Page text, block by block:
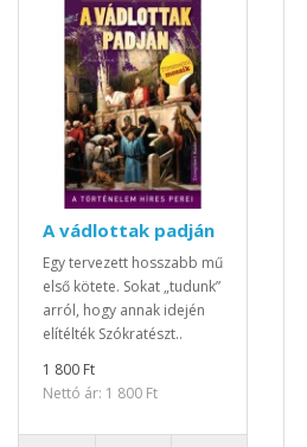
A vádlottak padján
Egy tervezett hosszabb mű
első kötete. Sokat „tudunk”
arról, hogy annak idején
elítélték Szókratészt..
1 800 Ft
Nettó ár: 1 800 Ft